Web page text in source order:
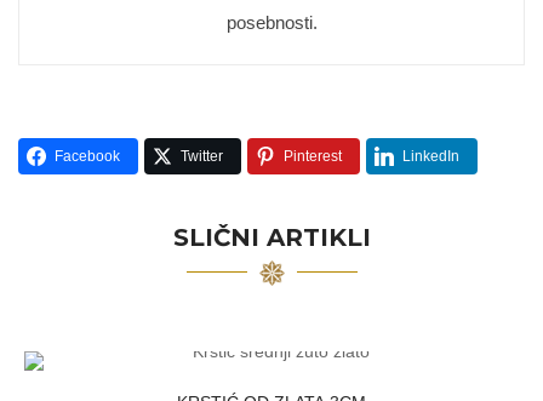
posebnosti.
Facebook Twitter Pinterest LinkedIn
SLIČNI ARTIKLI